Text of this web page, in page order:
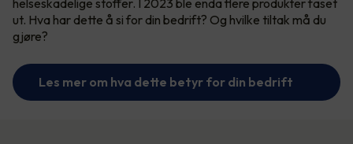
ut. Hva har dette å si for din bedrift? Og hvilke tiltak må du
gjøre?
Les mer om hva dette betyr for din bedrift